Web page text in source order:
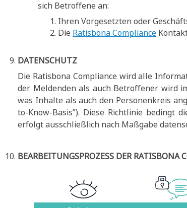
sich Betroffene an:
Ihren Vorgesetzten oder
Die Ratisbona Compliance
DATENSCHUTZ
Die Ratisbona Compliance wird alle
der Meldenden als auch Betroffener wird
was Inhalte als auch den Personenkreis
to-Know-Basis”). Diese Richtlinie bedingt
erfolgt ausschließlich nach Maßgabe
BEARBEITUNGSPROZESS DER RATISBONA